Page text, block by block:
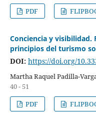
PDF
Conciencia y visibilidad.
principios del turismo
DOI: https://doi.org/
Martha Raquel Padilla-
40 - 51
PDF